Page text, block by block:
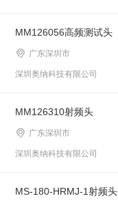
MM126056高频测试头
广东深圳市
深圳奥纳科技有限公司
MM126310射频头
广东深圳市
深圳奥纳科技有限公司
MS-180-HRMJ-1射频头